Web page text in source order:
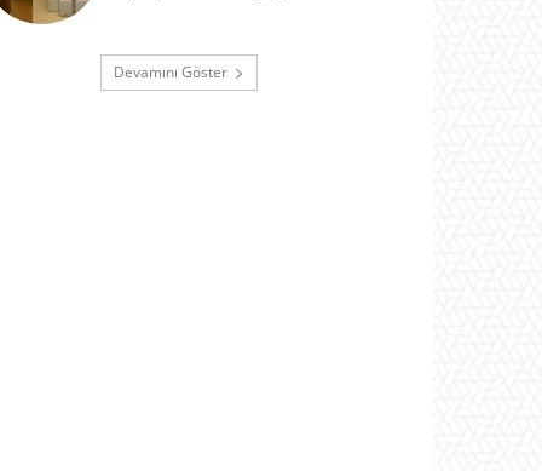
Devamını Göster